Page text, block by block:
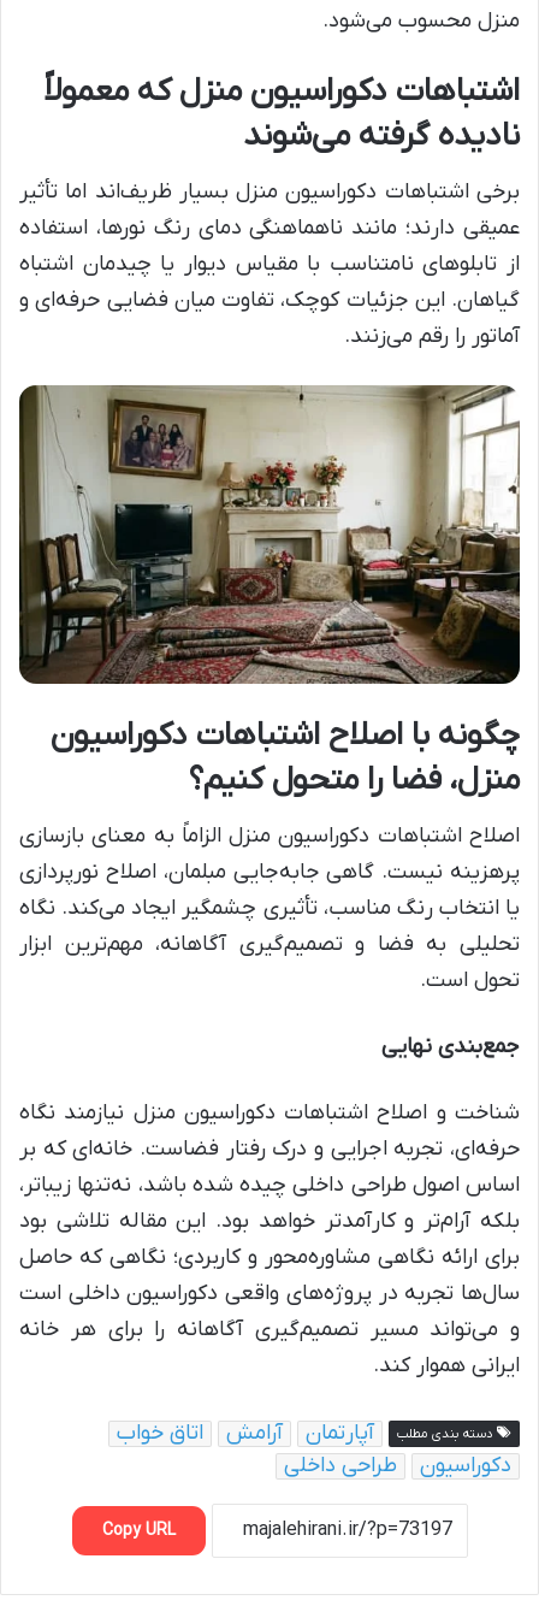
منزل محسوب می‌شود.
اشتباهات دکوراسیون منزل که معمولاً
نادیده گرفته می‌شوند
برخی اشتباهات دکوراسیون منزل بسیار ظریف‌اند اما تأثیر
عمیقی دارند؛ مانند ناهماهنگی دمای رنگ نورها، استفاده
از تابلوهای نامتناسب با مقیاس دیوار یا چیدمان اشتباه
گیاهان. این جزئیات کوچک، تفاوت میان فضایی حرفه‌ای و
آماتور را رقم می‌زنند.
چگونه با اصلاح اشتباهات دکوراسیون
منزل، فضا را متحول کنیم؟
اصلاح اشتباهات دکوراسیون منزل الزاماً به معنای بازسازی
پرهزینه نیست. گاهی جابه‌جایی مبلمان، اصلاح نورپردازی
یا انتخاب رنگ مناسب، تأثیری چشمگیر ایجاد می‌کند. نگاه
تحلیلی به فضا و تصمیم‌گیری آگاهانه، مهم‌ترین ابزار
تحول است.
جمع‌بندی نهایی
شناخت و اصلاح اشتباهات دکوراسیون منزل نیازمند نگاه
حرفه‌ای، تجربه اجرایی و درک رفتار فضاست. خانه‌ای که بر
اساس اصول طراحی داخلی چیده شده باشد، نه‌تنها زیباتر،
بلکه آرام‌تر و کارآمدتر خواهد بود. این مقاله تلاشی بود
برای ارائه نگاهی مشاوره‌محور و کاربردی؛ نگاهی که حاصل
سال‌ها تجربه در پروژه‌های واقعی دکوراسیون داخلی است
و می‌تواند مسیر تصمیم‌گیری آگاهانه را برای هر خانه
ایرانی هموار کند.
دسته بندی مطلب آپارتمان آرامش
اتاق خواب
دکوراسیون
طراحی داخلی
Copy URL